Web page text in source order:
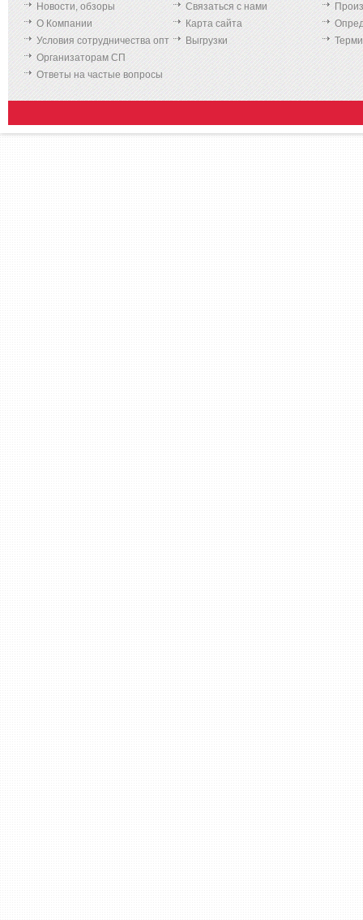
Новости, обзоры
О Компании
Условия сотрудничества опт
Организаторам СП
Ответы на частые вопросы
Связаться с нами
Карта сайта
Выгрузки